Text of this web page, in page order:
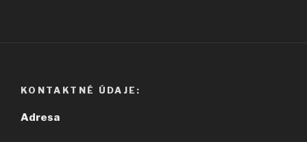
KONTAKTNÉ ÚDAJE:
Adresa